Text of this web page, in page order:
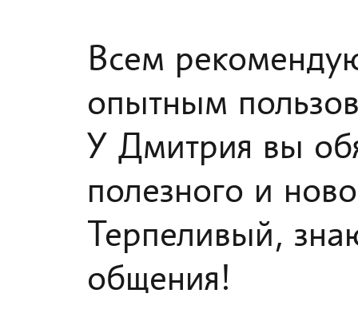
Всем
опытным
У Дмитрия вы
полезного и
Терпеливый,
общения!